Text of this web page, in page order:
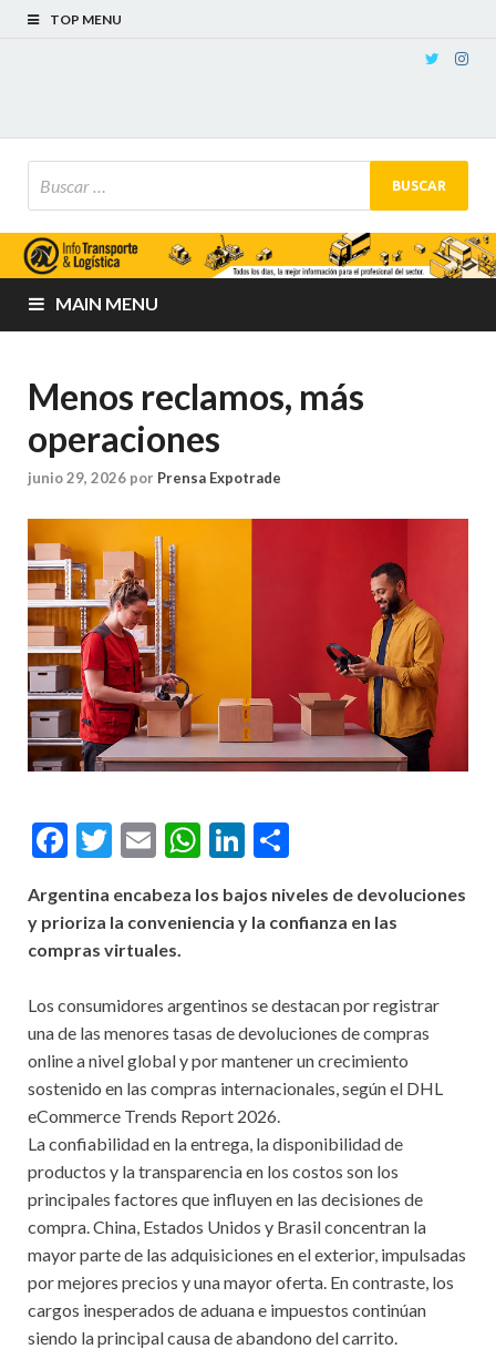
TOP MENU
MAIN MENU
Menos reclamos, más
operaciones
junio 29, 2026 por Prensa Expotrade
Facebook
Twitter
EmailWhatsApp
LinkedIn
Argentina encabeza los bajos niveles de devoluciones
y prioriza la conveniencia y la confianza en las
compras virtuales.
Los consumidores argentinos se destacan por registrar
una de las menores tasas de devoluciones de compras
online a nivel global y por mantener un crecimiento
sostenido en las compras internacionales, según el DHL
eCommerce Trends Report 2026.
La confiabilidad en la entrega, la disponibilidad de
productos y la transparencia en los costos son los
principales factores que influyen en las decisiones de
compra. China, Estados Unidos y Brasil concentran la
mayor parte de las adquisiciones en el exterior, impulsadas
por mejores precios y una mayor oferta. En contraste, los
cargos inesperados de aduana e impuestos continúan
siendo la principal causa de abandono del carrito.